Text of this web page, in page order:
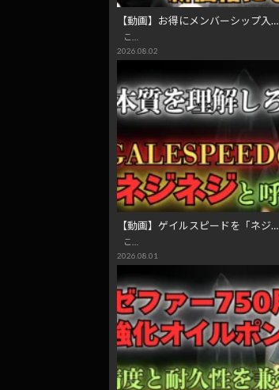
【動画】お得にメンバーシップ入…
こ…
2026.08.02
【動画】ゲイルスピードを「ネジ…
こ…
2026.08.01